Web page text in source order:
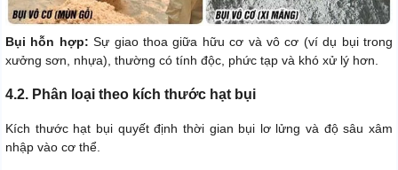
Bụi hỗn hợp: Sự giao thoa giữa hữu cơ và vô cơ (ví dụ bụi trong
xưởng sơn, nhựa), thường có tính độc, phức tạp và khó xử lý hơn.
4.2. Phân loại theo kích thước hạt bụi
Kích thước hạt bụi quyết định thời gian bụi lơ lửng và độ sâu xâm
nhập vào cơ thể.